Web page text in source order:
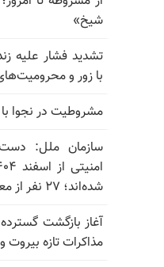
شیخ»
تشدید فشار علیه
با زور و
مشروطیت در نجوا با
شده‌اند؛ ۲۷ نفر از معترضان بودند
آغاز بازگشت گسترده
مذاکرات تازه بیروت